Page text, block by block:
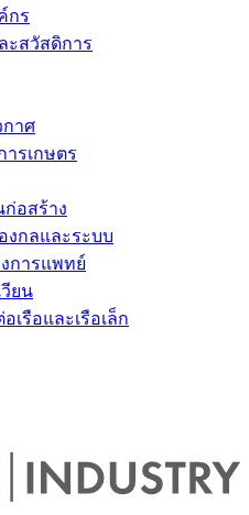
กร
ะสวัสดิการ
กาศ
ารเกษตร
ก่อสร้าง
งกลและระบบ
การแพทย์
ยน
เรือและเรือเล็ก